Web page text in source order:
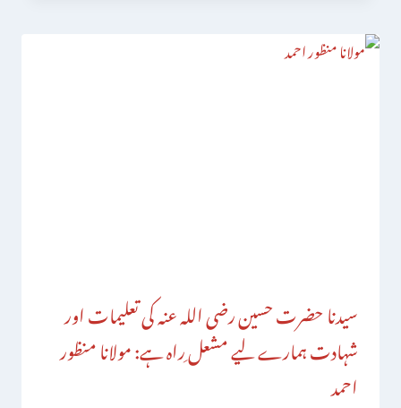
سیدنا حضرت حسین رضی اللہ عنہ کی تعلیمات اور
شہادت ہمارے لیے مشعل ِراہ ہے: مولانا منظور
احمد